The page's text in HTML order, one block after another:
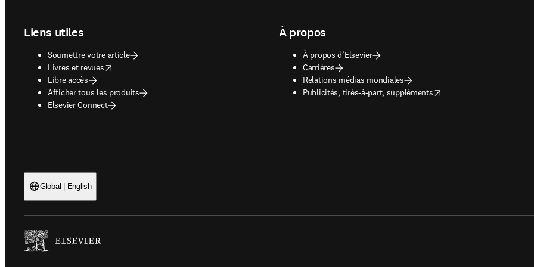
Liens utiles
Soumettre votre article
Livres et revues
opens in new tab/window
Libre accès
Afficher tous les produits
Elsevier Connect
À propos
À propos d’Elsevier
Carrières
Relations médias mondiales
Publicités, tirés-à-part, suppléments
opens in new tab/window
Global | English